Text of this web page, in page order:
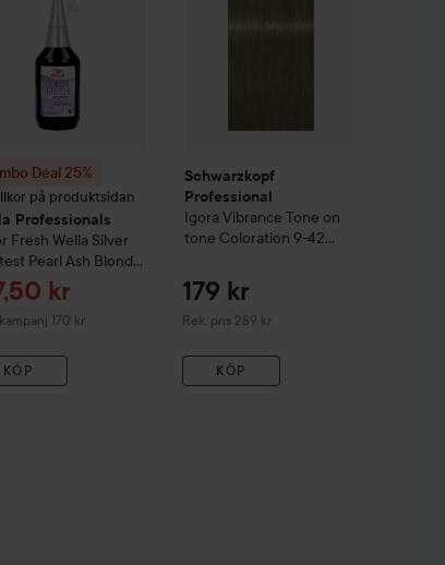
Deal 25%
på produktsidan
Professionals
Fresh Wella Silver
Pearl Ash Blonde
kr
170 kr
KÖP
Schwarzkopf
Professional
Igora Vibrance Tone on
tone Coloration 9-42
Ash
179 kr
Rek. pris 289 kr
Rekommenderat pris 289 kr
KÖP